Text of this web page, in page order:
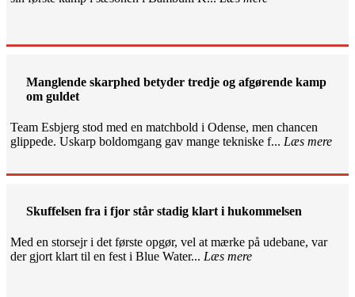
Manglende skarphed betyder tredje og afgørende kamp
om guldet
Team Esbjerg stod med en matchbold i Odense, men chancen
glippede. Uskarp boldomgang gav mange tekniske f... Læs mere
Skuffelsen fra i fjor står stadig klart i hukommelsen
Med en storsejr i det første opgør, vel at mærke på udebane, var
der gjort klart til en fest i Blue Water... Læs mere